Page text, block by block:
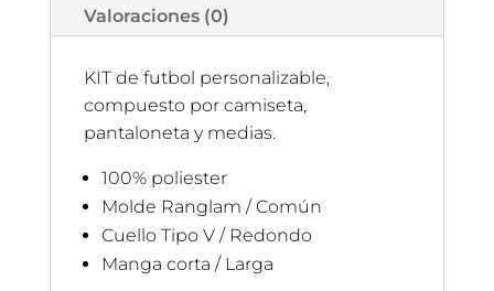
Valoraciones (0)
KIT de futbol personalizable,
compuesto por camiseta,
pantaloneta y medias.
100% poliester
Molde Ranglam / Común
Cuello Tipo V / Redondo
Manga corta / Larga